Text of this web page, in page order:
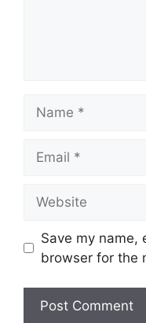
Save my name,
browser for the